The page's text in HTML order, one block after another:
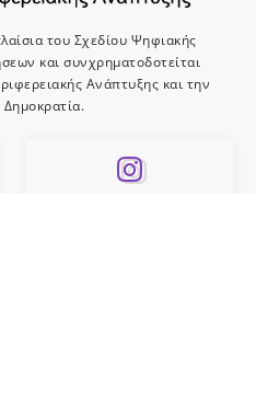
του Σχεδίου Ψηφιακής
και συνχρηματοδοτείται
Ανάπτυξης και την